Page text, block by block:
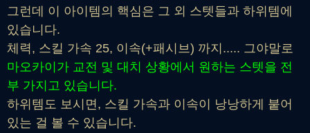
그런데 이 아이템의 핵심은 그 외 스텟들과 하위템에
있습니다.
체력, 스킬 가속 25, 이속(+패시브) 까지..... 그야말로
마오카이가 교전 및 대치 상황에서 원하는 스텟을 전
부 가지고 있습니다.
하위템도 보시면, 스킬 가속과 이속이 낭낭하게 붙어
있는 걸 볼 수 있습니다.